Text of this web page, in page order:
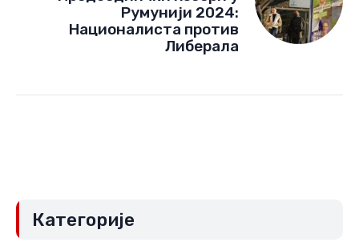
Румунији 2024:
Националиста против
Либерала
Категорије